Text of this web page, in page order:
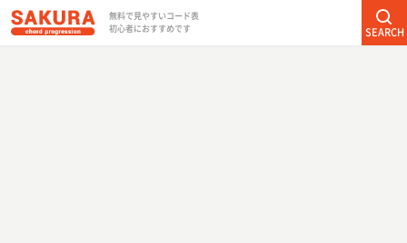
無料で見やすいコード表
初心者におすすめです
SEARCH